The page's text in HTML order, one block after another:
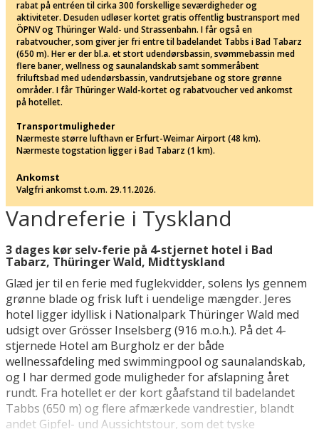
Vandreferie i Tyskland
3 dages kør selv-ferie på 4-stjernet hotel i Bad
Tabarz, Thüringer Wald, Midttyskland
Glæd jer til en ferie med fuglekvidder, solens lys gennem
grønne blade og frisk luft i uendelige mængder. Jeres
hotel ligger idyllisk i Nationalpark Thüringer Wald med
udsigt over Grösser Inselsberg (916 m.o.h.). På det 4-
stjernede Hotel am Burgholz er der både
wellnessafdeling med swimmingpool og saunalandskab,
og I har dermed gode muligheder for afslapning året
rundt. Fra hotellet er der kort gåafstand til badelandet
Tabbs (650 m) og flere afmærkede vandrestier, blandt
andet Gipfel- und Aussichtstour, som det tyske
rabat på entréen til cirka 300 forskellige seværdigheder og
aktiviteter. Desuden udløser kortet gratis offentlig bustransport med
ÖPNV og Thüringer Wald- und Strassenbahn. I får også en
rabatvoucher, som giver jer fri entre til badelandet Tabbs i Bad Tabarz
(650 m). Her er der bl.a. et stort udendørsbassin, svømmebassin med
flere baner, wellness og saunalandskab samt sommeråbent
friluftsbad med udendørsbassin, vandrutsjebane og store grønne
områder. I får Thüringer Wald-kortet og rabatvoucher ved ankomst
på hotellet.
Transportmuligheder
Nærmeste større lufthavn er Erfurt-Weimar Airport (48 km).
Nærmeste togstation ligger i Bad Tabarz (1 km).
Ankomst
Valgfri ankomst t.o.m. 29.11.2026.